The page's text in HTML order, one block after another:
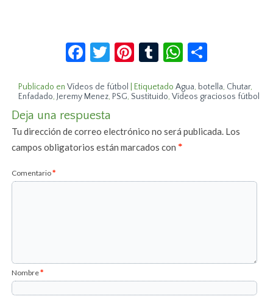
Facebook
Twitter
Pinterest
TumblrWhatsApp
Publicado en Vídeos de fútbol Etiquetado Agua, botella, Chutar,
Enfadado,Jeremy Menez, PSG, Sustituido,Vídeos graciosos fútbol
Deja una respuesta
Tu dirección de correo electrónico no será publicada. Los
campos obligatorios están marcados con*
Comentario*
Nombre*